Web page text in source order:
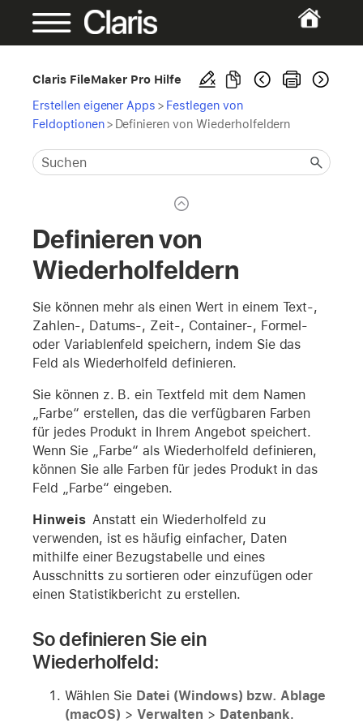
Claris FileMaker Pro Hilfe
Erstellen eigener Apps > Festlegen von
Feldoptionen > Definieren von Wiederholfeldern
Definieren von
Wiederholfeldern
Sie können mehr als einen Wert in einem Text-,
Zahlen-, Datums-, Zeit-, Container-, Formel-
oder Variablenfeld speichern, indem Sie das
Feld als Wiederholfeld definieren.
Sie können z. B. ein Textfeld mit dem Namen
„Farbe“ erstellen, das die verfügbaren Farben
für jedes Produkt in Ihrem Angebot speichert.
Wenn Sie „Farbe“ als Wiederholfeld definieren,
können Sie alle Farben für jedes Produkt in das
Feld „Farbe“ eingeben.
Hinweis Anstatt ein Wiederholfeld zu
verwenden, ist es häufig einfacher, Daten
mithilfe einer Bezugstabelle und eines
Ausschnitts zu sortieren oder einzufügen oder
einen Statistikbericht zu erstellen.
So definieren Sie ein
Wiederholfeld:
Wählen Sie Datei (Windows) bzw. Ablage
(macOS) > Verwalten > Datenbank.